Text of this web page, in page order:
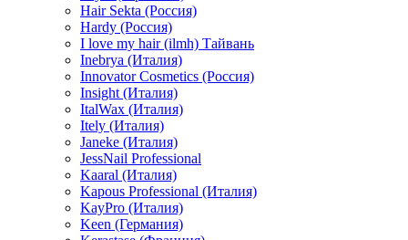
Hair Sekta (Россия)
Hardy (Россия)
I love my hair (ilmh) Тайвань
Inebrya (Италия)
Innovator Cosmetics (Россия)
Insight (Италия)
ItalWax (Италия)
Itely (Италия)
Janeke (Италия)
JessNail Professional
Kaaral (Италия)
Kapous Professional (Италия)
KayPro (Италия)
Keen (Германия)